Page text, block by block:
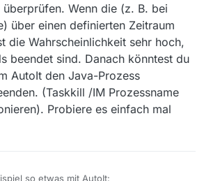
Wenn die (z. B. bei
über einen definierten Zeitraum
die Wahrscheinlichkeit sehr hoch,
beendet sind. Danach könntest du
AutoIt den Java-Prozess
(Taskkill /IM Prozessname
Probiere es einfach mal
so etwas mit AutoIt: